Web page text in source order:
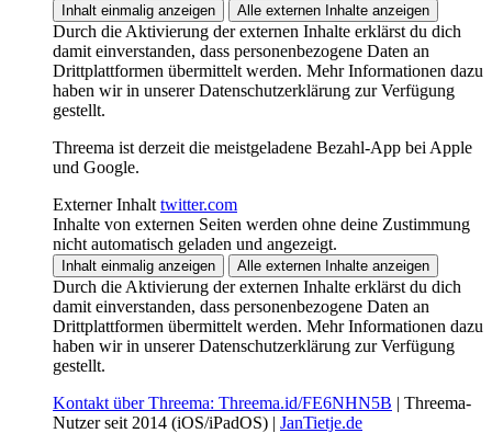
Inhalt einmalig anzeigen Alle externen Inhalte anzeigen
Durch die Aktivierung der externen Inhalte erklärst du dich
damit einverstanden, dass personenbezogene Daten an
Drittplattformen übermittelt werden. Mehr Informationen dazu
haben wir in unserer Datenschutzerklärung zur Verfügung
gestellt.
Threema ist derzeit die meistgeladene Bezahl-App bei Apple
und Google.
Externer Inhalt twitter.com
Inhalte von externen Seiten werden ohne deine Zustimmung
nicht automatisch geladen und angezeigt.
Inhalt einmalig anzeigen Alle externen Inhalte anzeigen
Durch die Aktivierung der externen Inhalte erklärst du dich
damit einverstanden, dass personenbezogene Daten an
Drittplattformen übermittelt werden. Mehr Informationen dazu
haben wir in unserer Datenschutzerklärung zur Verfügung
gestellt.
Kontakt über Threema: Threema.id/FE6NHN5B | Threema-
Nutzer seit 2014 (iOS/iPadOS) | JanTietje.de